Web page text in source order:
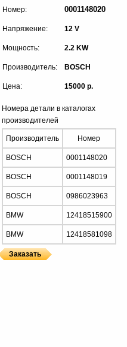
Номер: 0001148020
Напряжение: 12 V
Мощность: 2.2 KW
Производитель: BOSCH
Цена: 15000 р.
Номера детали в каталогах
производителей
Производитель Номер
BOSCH 0001148020
BOSCH 0001148019
BOSCH 0986023963
BMW 12418515900
BMW 12418581098